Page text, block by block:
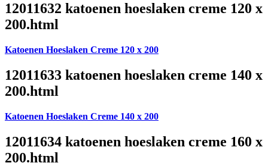
12011632 katoenen hoeslaken creme 120 x
200.html
Katoenen Hoeslaken Creme 120 x 200
12011633 katoenen hoeslaken creme 140 x
200.html
Katoenen Hoeslaken Creme 140 x 200
12011634 katoenen hoeslaken creme 160 x
200.html